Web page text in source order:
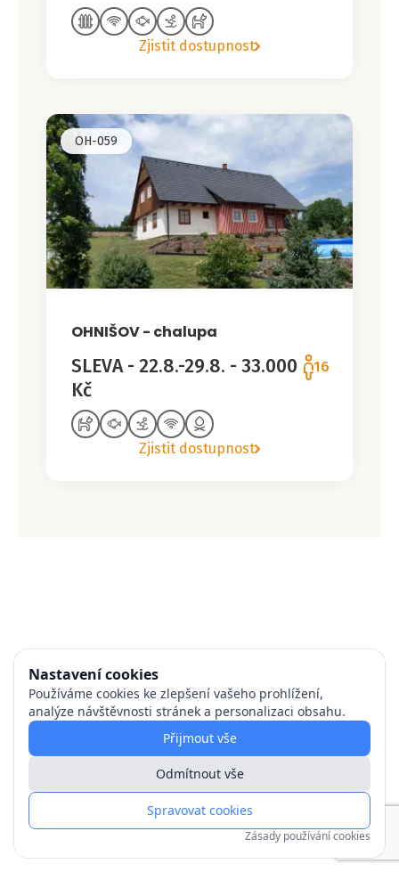
Zjistit dostupnost
OH-059
OHNIŠOV - chalupa
SLEVA - 22.8.-29.8. - 33.000
Kč
16
Zjistit dostupnost
Nastavení cookies
Používáme cookies ke zlepšení vašeho prohlížení,
analýze návštěvnosti stránek a personalizaci obsahu.
Přijmout vše
Odmítnout vše
Spravovat cookies
Zásady používání cookies